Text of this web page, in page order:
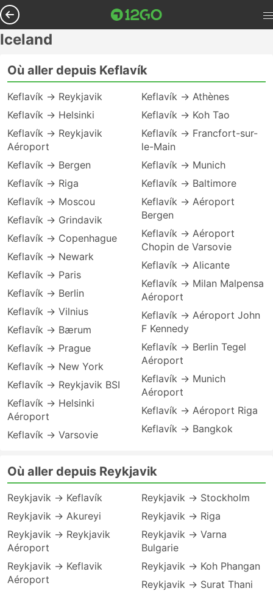
Iceland
Où aller depuis Keflavík
Keflavík → Reykjavik
Keflavík → Helsinki
Keflavík → Reykjavik
Aéroport
Keflavík → Bergen
Keflavík → Riga
Keflavík → Moscou
Keflavík → Grindavik
Keflavík → Copenhague
Keflavík → Newark
Keflavík → Paris
Keflavík → Berlin
Keflavík → Vilnius
Keflavík → Bærum
Keflavík → Prague
Keflavík → New York
Keflavík → Reykjavik BSI
Keflavík → Helsinki
Aéroport
Keflavík → Varsovie
Keflavík → Athènes
Keflavík → Koh Tao
Keflavík → Francfort-sur-
le-Main
Keflavík → Munich
Keflavík → Baltimore
Keflavík → Aéroport
Bergen
Keflavík → Aéroport
Chopin de Varsovie
Keflavík → Alicante
Keflavík → Milan Malpensa
Aéroport
Keflavík → Aéroport John
F Kennedy
Keflavík → Berlin Tegel
Aéroport
Keflavík → Munich
Aéroport
Keflavík → Aéroport Riga
Keflavík → Bangkok
Où aller depuis Reykjavik
Reykjavik → Keflavík
Reykjavik → Akureyi
Reykjavik → Reykjavik
Aéroport
Reykjavik → Keflavik
Aéroport
Reykjavik → Stockholm
Reykjavik → Riga
Reykjavik → Varna
Bulgarie
Reykjavik → Koh Phangan
Reykjavik → Surat Thani